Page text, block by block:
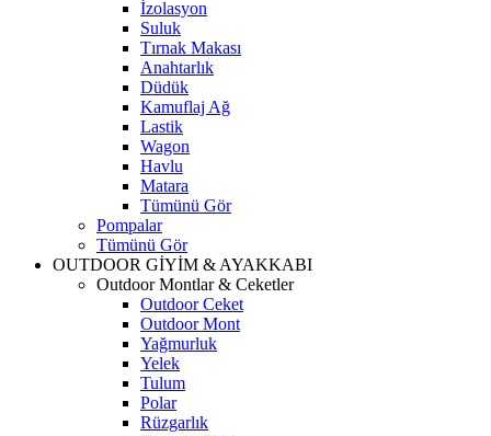
İzolasyon
Suluk
Tırnak Makası
Anahtarlık
Düdük
Kamuflaj Ağ
Lastik
Wagon
Havlu
Matara
Tümünü Gör
Pompalar
Tümünü Gör
OUTDOOR GİYİM & AYAKKABI
Outdoor Montlar & Ceketler
Outdoor Ceket
Outdoor Mont
Yağmurluk
Yelek
Tulum
Polar
Rüzgarlık